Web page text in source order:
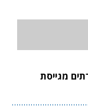
מגייסת